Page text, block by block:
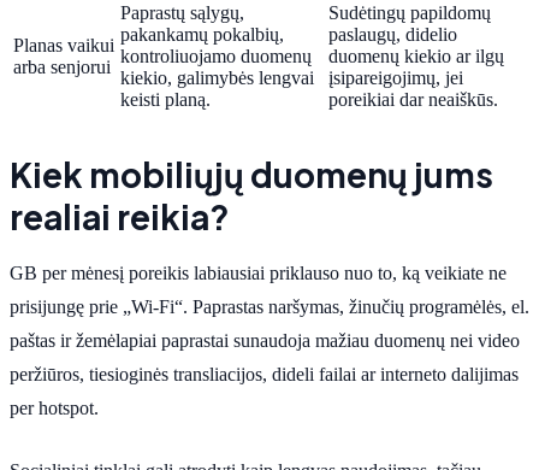
Planas vaikui
arba senjorui
Paprastų sąlygų,
pakankamų pokalbių,
kontroliuojamo duomenų
kiekio, galimybės lengvai
keisti planą.
Sudėtingų papildomų
paslaugų, didelio
duomenų kiekio ar ilgų
įsipareigojimų, jei
poreikiai dar neaiškūs.
Kiek mobiliųjų duomenų jums
realiai reikia?
GB per mėnesį poreikis labiausiai priklauso nuo to, ką veikiate ne
prisijungę prie „Wi-Fi“. Paprastas naršymas, žinučių programėlės, el.
paštas ir žemėlapiai paprastai sunaudoja mažiau duomenų nei video
peržiūros, tiesioginės transliacijos, dideli failai ar interneto dalijimas
per hotspot.